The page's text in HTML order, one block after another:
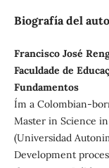
Biografía del
Francisco José
Faculdade de
Fundamentos
I´m a Colombian-
Master in Science
(Universidad
Development